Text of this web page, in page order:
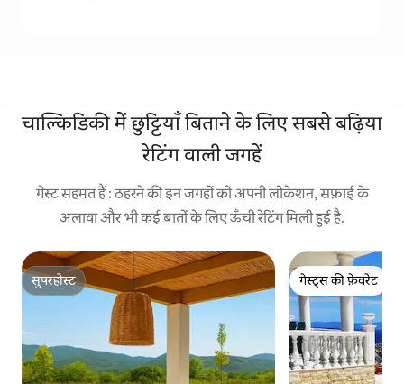
चाल्किडिकी में छुट्टियाँ बिताने के लिए सबसे बढ़िया
रेटिंग वाली जगहें
गेस्ट सहमत हैं : ठहरने की इन जगहों को अपनी लोकेशन, सफ़ाई के
अलावा और भी कई बातों के लिए ऊँची रेटिंग मिली हुई है.
सुपरहोस्ट
सुपरहोस्ट
गेस्ट्स की फ़ेवरेट
गेस्ट्स की फ़ेवरेट